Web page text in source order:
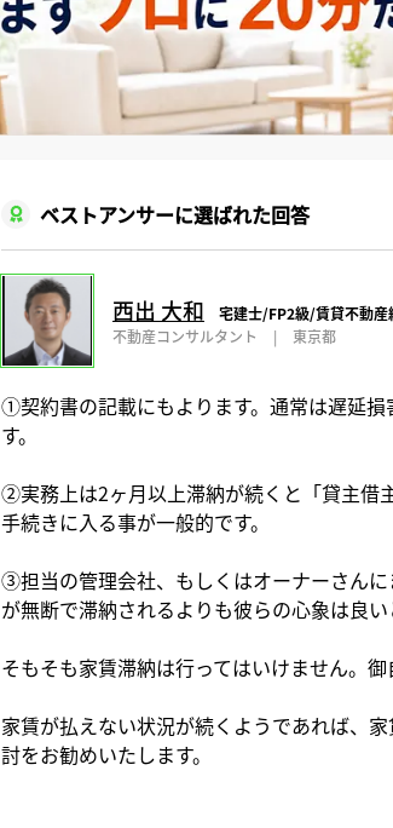
ベストアンサーに選ばれた回答
西出 大和
宅建士/FP2級/賃貸不動産
不動産コンサルタント
| 東京都
①契約書の記載にもよります。通常は遅延
す。
②実務上は2ヶ月以上滞納が続くと「貸主借
手続きに入る事が一般的です。
③担当の管理会社、もしくはオーナーさん
が無断で滞納されるよりも彼らの心象は良い
そもそも家賃滞納は行ってはいけません。
家賃が払えない状況が続くようであれば、
討をお勧めいたします。